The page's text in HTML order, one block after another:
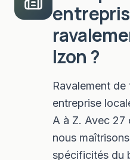
Izon?
Ravalement
entreprise
A à Z. Avec 27
nous
spécificités du